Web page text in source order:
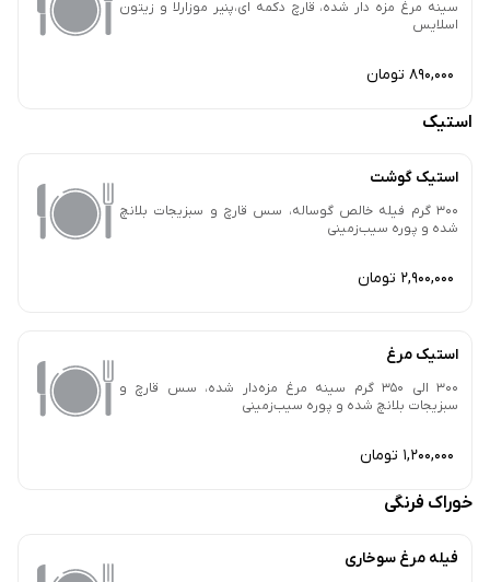
سینه مرغ مزه دار شده، قارچ دکمه ای،پنیر موزارلا و زیتون
اسلایس
890,000 تومان
استیک
استیک گوشت
300 گرم فیله خالص گوساله، سس قارچ و سبزیجات بلانچ
شده و پوره سیب‌زمینی
2,900,000 تومان
استیک مرغ
300 الی 350 گرم سینه مرغ مزه‌دار شده، سس قارچ و
سبزیجات بلانچ شده و پوره سیب‌زمینی
1,200,000 تومان
خوراک فرنگی
فیله مرغ سوخاری